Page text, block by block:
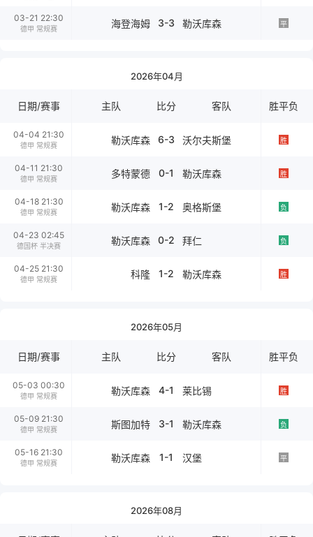
03-21 22:30
德甲 常规赛 海登海姆 3-3 勒沃库森 平
2026年04月
日期/赛事 主队 比分 客队 胜平负
04-04 21:30
德甲 常规赛 勒沃库森 6-3 沃尔夫斯堡 胜
04-11 21:30
德甲 常规赛 多特蒙德 0-1 勒沃库森 胜
04-18 21:30
德甲 常规赛 勒沃库森 1-2 奥格斯堡 负
04-23 02:45
德国杯 半决赛 勒沃库森 0-2 拜仁 负
04-25 21:30
德甲 常规赛 科隆 1-2 勒沃库森 胜
2026年05月
日期/赛事 主队 比分 客队 胜平负
05-03 00:30
德甲 常规赛 勒沃库森 4-1 莱比锡 胜
05-09 21:30
德甲 常规赛 斯图加特 3-1 勒沃库森 负
05-16 21:30
德甲 常规赛 勒沃库森 1-1 汉堡 平
2026年08月